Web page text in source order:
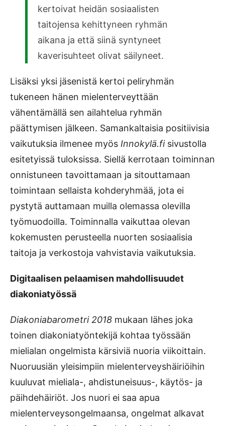
kertoivat heidän sosiaalisten
taitojensa kehittyneen ryhmän
aikana ja että siinä syntyneet
kaverisuhteet olivat säilyneet.
Lisäksi yksi jäsenistä kertoi peliryhmän
tukeneen hänen mielenterveyttään
vähentämällä sen ailahtelua ryhmän
päättymisen jälkeen. Samankaltaisia positiivisia
vaikutuksia ilmenee myös Innokylä.fisivustolla
esitetyissä tuloksissa. Siellä kerrotaan toiminnan
onnistuneen tavoittamaan ja sitouttamaan
toimintaan sellaista kohderyhmää, jota ei
pystytä auttamaan muilla olemassa olevilla
työmuodoilla. Toiminnalla vaikuttaa olevan
kokemusten perusteella nuorten sosiaalisia
taitoja ja verkostoja vahvistavia vaikutuksia.
Digitaalisen pelaamisen mahdollisuudet
diakoniatyössä
Diakoniabarometri 2018 mukaan lähes joka
toinen diakoniatyöntekijä kohtaa työssään
mielialan ongelmista kärsiviä nuoria viikoittain.
Nuoruusiän yleisimpiin mielenterveyshäiriöihin
kuuluvat mieliala-, ahdistuneisuus-, käytös- ja
päihdehäiriöt. Jos nuori ei saa apua
mielenterveysongelmaansa, ongelmat alkavat